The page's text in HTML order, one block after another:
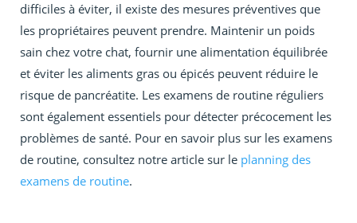
difficiles à éviter, il existe des mesures préventives que
les propriétaires peuvent prendre. Maintenir un poids
sain chez votre chat, fournir une alimentation équilibrée
et éviter les aliments gras ou épicés peuvent réduire le
risque de pancréatite. Les examens de routine réguliers
sont également essentiels pour détecter précocement les
problèmes de santé. Pour en savoir plus sur les examens
de routine, consultez notre article sur le planning des
examens de routine.